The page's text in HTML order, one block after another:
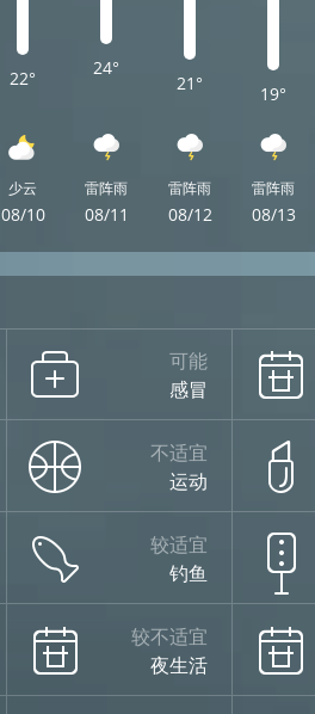
22°
少云
08/10
24°
雷阵雨
08/11
21°
雷阵雨
08/12
19°
雷阵雨
08/13
可能
感冒
不适宜
运动
较适宜
钓鱼
较不适宜
夜生活